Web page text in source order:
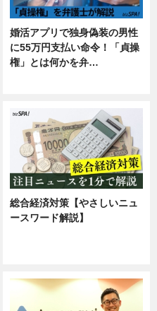
婚活アプリで独身偽装の男性
に55万円支払い命令！「貞操
権」とは何かを弁…
総合経済対策【やさしいニュ
ースワード解説】